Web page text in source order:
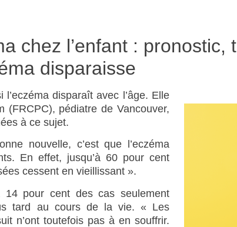
chez l’enfant : pronostic,
disparaisse
disparaît avec l’âge. Elle
(FRCPC), pédiatre de Vancouver,
à ce sujet.
nouvelle, c’est que l’eczéma
En effet, jusqu’à 60 pour cent
cessent en vieillissant ».
pour cent des cas seulement
tard au cours de la vie. « Les
n’ont toutefois pas à en souffrir.